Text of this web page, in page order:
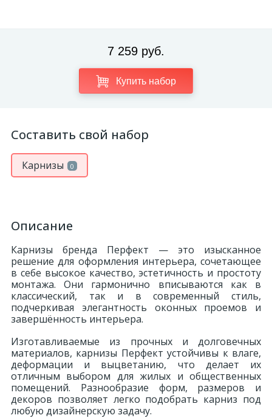
7 259 руб.
Купить набор
Составить свой набор
Карнизы 0
Описание
Карнизы бренда Перфект — это изысканное
решение для оформления интерьера, сочетающее
в себе высокое качество, эстетичность и простоту
монтажа. Они гармонично вписываются как в
классический, так и в современный стиль,
подчеркивая элегантность оконных проемов и
завершённость интерьера.
Изготавливаемые из прочных и долговечных
материалов, карнизы Перфект устойчивы к влаге,
деформации и выцветанию, что делает их
отличным выбором для жилых и общественных
помещений. Разнообразие форм, размеров и
декоров позволяет легко подобрать карниз под
любую дизайнерскую задачу.